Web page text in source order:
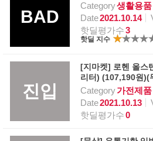
BAD
Category생활용품
Date2021.10.14
핫딜평가수3
핫딜 지수
진입
[지마켓] 로헨 올스
리터) (107,190원)(
Category가전제품
Date2021.10.13
핫딜평가수0